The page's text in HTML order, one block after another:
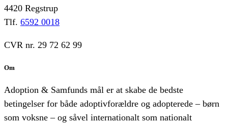
4420 Regstrup
Tlf. 6592 0018
CVR nr. 29 72 62 99
Om
Adoption & Samfunds mål er at skabe de bedste
betingelser for både adoptivforældre og adopterede – børn
som voksne – og såvel internationalt som nationalt